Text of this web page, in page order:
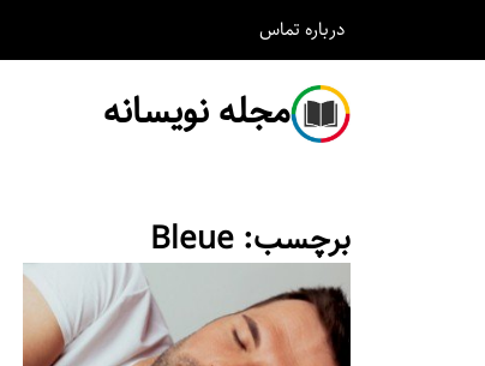
درباره تماس
مجله نویسانه
برچسب: Bleue